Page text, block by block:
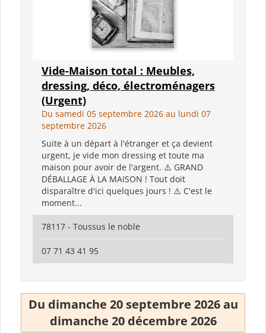
Vide-Maison total : Meubles,
dressing, déco, électroménagers
(Urgent)
Du samedi 05 septembre 2026 au lundi 07
septembre 2026
Suite à un départ à l'étranger et ça devient
urgent, je vide mon dressing et toute ma
maison pour avoir de l'argent. ⚠️ GRAND
DÉBALLAGE À LA MAISON ! Tout doit
disparaître d'ici quelques jours ! ⚠️ C'est le
moment...
78117 - Toussus le noble
07 71 43 41 95
Du dimanche 20 septembre 2026 au
dimanche 20 décembre 2026